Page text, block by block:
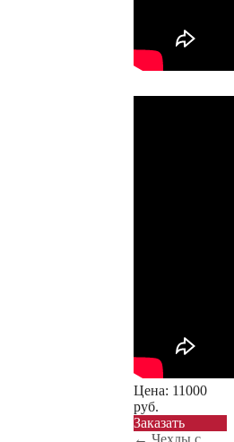
Цена: 11000
руб.
Заказать
← Чехлы с